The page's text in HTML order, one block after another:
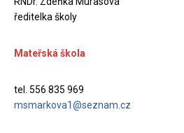
ředitelka školy
Mateřská škola
tel. 556 835 969
msmarkova1@seznam.cz